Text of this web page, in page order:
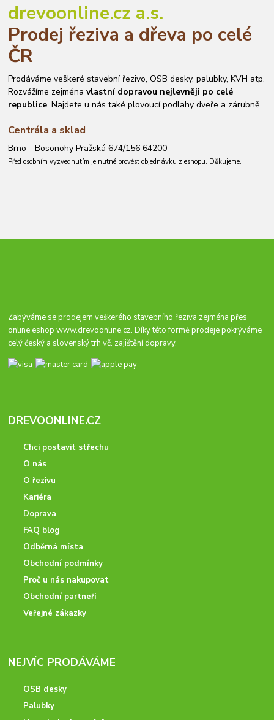
drevoonline.cz a.s.
Prodej řeziva a dřeva po celé
ČR
Prodáváme veškeré stavební řezivo, OSB desky, palubky, KVH atp.
Rozvážíme zejménavlastní dopravou nejlevněji po celé
republice. Najdete u nás také plovoucí podlahy dveře a zárubně.
Centrála a sklad
Brno - Bosonohy Pražská 674/156 64200
Před osobním vyzvednutím je nutné provést objednávku z eshopu. Děkujeme.
Zabýváme se prodejem veškerého stavebního řeziva zejména přes
online eshopwww.drevoonline.cz. Díky této formě prodeje pokrýváme
celý český a slovenský trh vč. zajištění dopravy.
DREVOONLINE.CZ
Chci postavit střechu
O nás
O řezivu
Kariéra
Doprava
FAQ blog
Odběrná místa
Obchodní podmínky
Proč u nás nakupovat
Obchodní partneři
Veřejné zákazky
NEJVÍC PRODÁVÁME
OSB desky
Palubky